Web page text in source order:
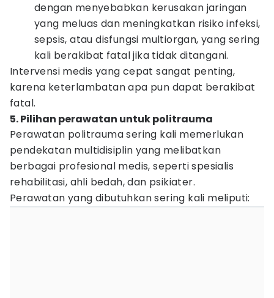
dengan menyebabkan kerusakan jaringan
yang meluas dan meningkatkan risiko infeksi,
sepsis, atau disfungsi multiorgan, yang sering
kali berakibat fatal jika tidak ditangani.
Intervensi medis yang cepat sangat penting,
karena keterlambatan apa pun dapat berakibat
fatal.
5. Pilihan perawatan untuk politrauma
Perawatan politrauma sering kali memerlukan
pendekatan multidisiplin yang melibatkan
berbagai profesional medis, seperti spesialis
rehabilitasi, ahli bedah, dan psikiater.
Perawatan yang dibutuhkan sering kali meliputi: